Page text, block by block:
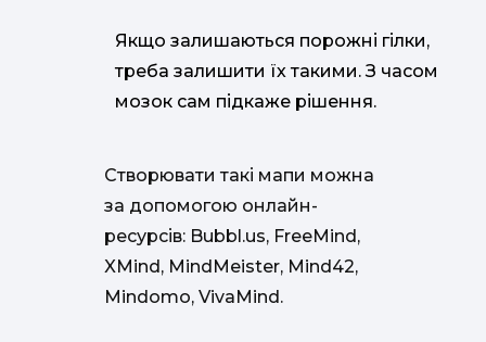
Якщо залишаються порожні гілки,
треба залишити їх такими. З часом
мозок сам підкаже рішення.
Створювати такі мапи можна
за допомогою онлайн-
ресурсів: Bubbl.us, FreeMind,
XMind, MindMeister, Mind42,
Mindomo, VivaMind.